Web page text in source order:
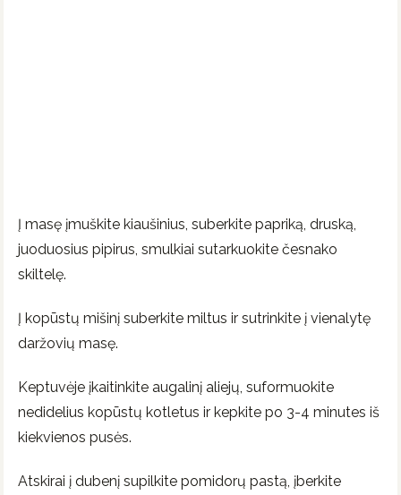
Į masę įmuškite kiaušinius, suberkite papriką, druską,
juoduosius pipirus, smulkiai sutarkuokite česnako
skiltelę.
Į kopūstų mišinį suberkite miltus ir sutrinkite į vienalytę
daržovių masę.
Keptuvėje įkaitinkite augalinį aliejų, suformuokite
nedidelius kopūstų kotletus ir kepkite po 3-4 minutes iš
kiekvienos pusės.
Atskirai į dubenį supilkite pomidorų pastą, įberkite